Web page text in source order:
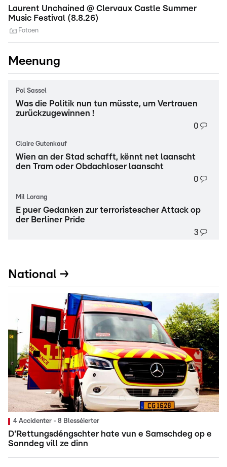
Laurent Unchained @ Clervaux Castle Summer
Music Festival (8.8.26)
Fotoen
Meenung
Pol Sassel
Was die Politik nun tun müsste, um Vertrauen
zurückzugewinnen !
0
Claire Gutenkauf
Wien an der Stad schafft, kënnt net laanscht
den Tram oder Obdachloser laanscht
0
Mil Lorang
E puer Gedanken zur terroristescher Attack op
der Berliner Pride
3
National →
4 Accidenter - 8 Blesséierter
D'Rettungsdéngschter hate vun e Samschdeg op e
Sonndeg vill ze dinn